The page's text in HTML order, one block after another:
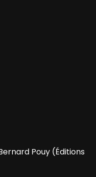
Pouy (Éditions